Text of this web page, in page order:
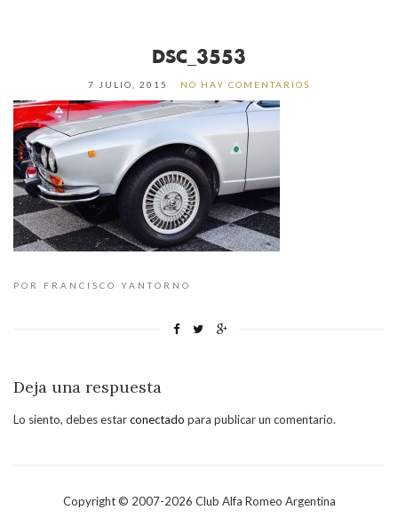
DSC_3553
7 JULIO, 2015 NO HAY COMENTARIOS
POR FRANCISCO YANTORNO
Deja una respuesta
Lo siento, debes estarconectado para publicar un comentario.
Copyright © 2007-2026 Club Alfa Romeo Argentina